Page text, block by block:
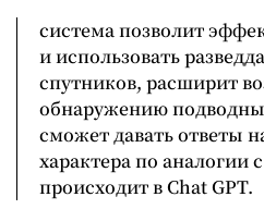
система позволит
и использовать
спутников, расширит
обнаружению
сможет давать ответы
характера по аналогии
происходит в Chat GPT.